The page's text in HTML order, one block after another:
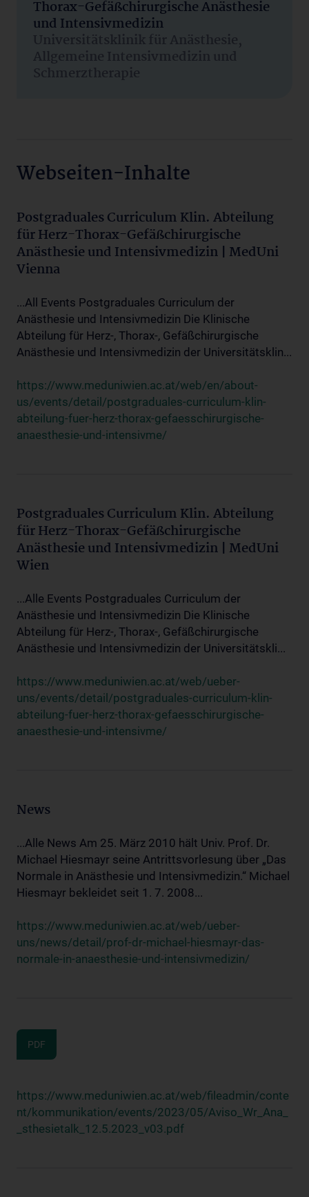
Thorax-Gefäßchirurgische Anästhesie
und Intensivmedizin
Universitätsklinik für Anästhesie,
Allgemeine Intensivmedizin und
Schmerztherapie
Webseiten-Inhalte
Postgraduales Curriculum Klin. Abteilung
für Herz-Thorax-Gefäßchirurgische
Anästhesie und Intensivmedizin | MedUni
Vienna
...All Events Postgraduales Curriculum der
Anästhesie und Intensivmedizin Die Klinische
Abteilung für Herz-, Thorax-, Gefäßchirurgische
Anästhesie und Intensivmedizin der Universitätsklin...
https://www.meduniwien.ac.at/web/en/about-
us/events/detail/postgraduales-curriculum-klin-
abteilung-fuer-herz-thorax-gefaesschirurgische-
anaesthesie-und-intensivme/
Postgraduales Curriculum Klin. Abteilung
für Herz-Thorax-Gefäßchirurgische
Anästhesie und Intensivmedizin | MedUni
Wien
...Alle Events Postgraduales Curriculum der
Anästhesie und Intensivmedizin Die Klinische
Abteilung für Herz-, Thorax-, Gefäßchirurgische
Anästhesie und Intensivmedizin der Universitätskli...
https://www.meduniwien.ac.at/web/ueber-
uns/events/detail/postgraduales-curriculum-klin-
abteilung-fuer-herz-thorax-gefaesschirurgische-
anaesthesie-und-intensivme/
News
...Alle News Am 25. März 2010 hält Univ. Prof. Dr.
Michael Hiesmayr seine Antrittsvorlesung über „Das
Normale in Anästhesie und Intensivmedizin.“ Michael
Hiesmayr bekleidet seit 1. 7. 2008...
https://www.meduniwien.ac.at/web/ueber-
uns/news/detail/prof-dr-michael-hiesmayr-das-
normale-in-anaesthesie-und-intensivmedizin/
PDF
https://www.meduniwien.ac.at/web/fileadmin/conte
nt/kommunikation/events/2023/05/Aviso_Wr_Ana_
_sthesietalk_12.5.2023_v03.pdf